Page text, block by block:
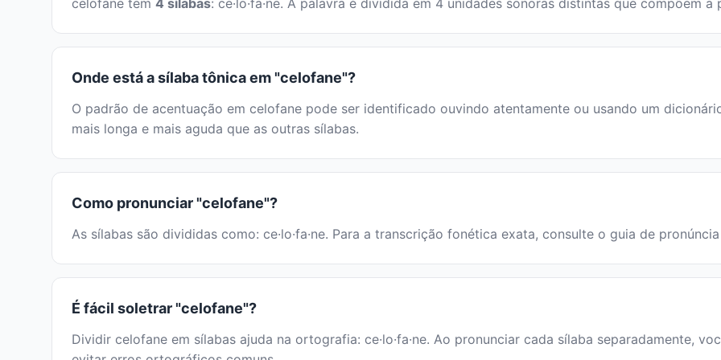
celofane tem 4 sílabas: ce·lo·fa·ne. A palavra é dividida em 4 unidades sonoras distintas que compõem
Onde está a sílaba tônica em "celofane"?
O padrão de acentuação em celofane pode ser identificado ouvindo atentamente ou usando um
mais longa e mais aguda que as outras sílabas.
Como pronunciar "celofane"?
As sílabas são divididas como: ce·lo·fa·ne. Para a transcrição fonética exata, consulte o guia de
É fácil soletrar "celofane"?
Dividir celofane em sílabas ajuda na ortografia: ce·lo·fa·ne. Ao pronunciar cada sílaba separadamente,